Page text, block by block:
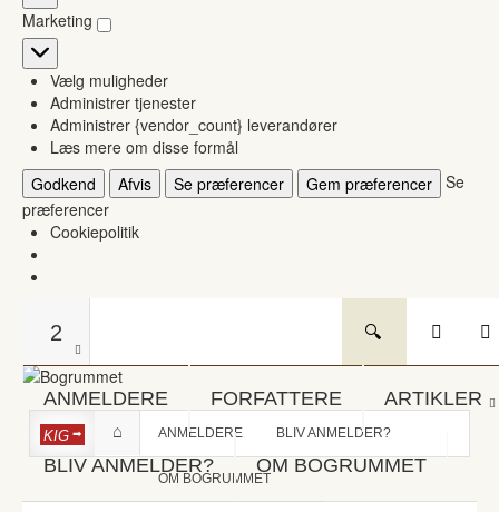
Marketing
Marketing
Vælg muligheder
Administrer tjenester
Administrer {vendor_count} leverandører
Læs mere om disse formål
Godkend
Afvis Se præferencer Gem præferencer Se
præferencer
Cookiepolitik
2
ANMELDERE FORFATTERE ARTIKLER
BLIV ANMELDER? OM BOGRUMMET
KIG ANMELDERE BLIV ANMELDER?
OM BOGRUMMET